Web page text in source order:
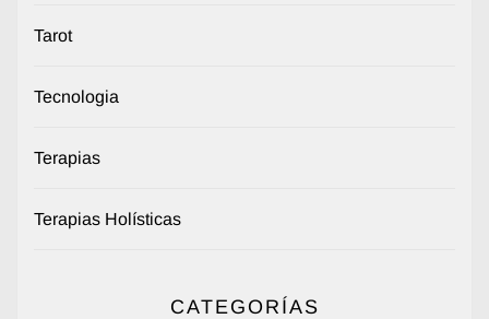
Tarot
Tecnologia
Terapias
Terapias Holísticas
CATEGORÍAS